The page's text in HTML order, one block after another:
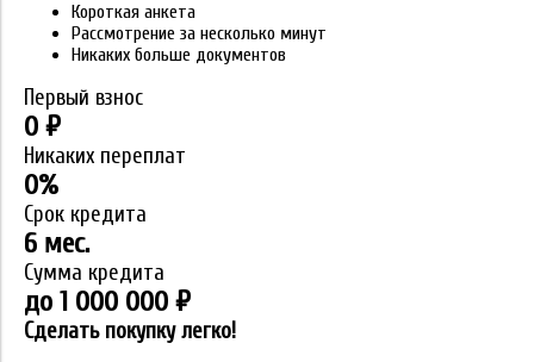
Короткая анкета
Рассмотрение за несколько минут
Никаких больше документов
Первый взнос
0 ₽
Никаких переплат
0%
Срок кредита
6 мес.
Сумма кредита
до 1 000 000 ₽
Сделать покупку легко!